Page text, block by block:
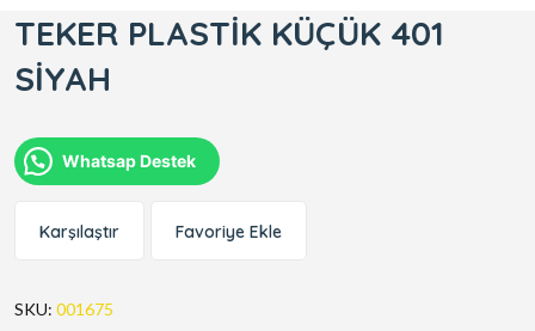
TEKER PLASTİK KÜÇÜK 401
SİYAH
Whatsap Destek
Karşılaştır Favoriye Ekle
SKU: 001675